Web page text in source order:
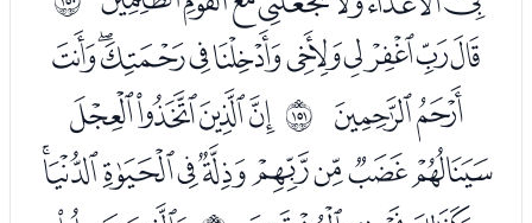
ﭼﭽﭾﭿﮀﮁﮂﮃﮄﮅ
ﮆﮇ ﲖﮉﮊﮋﮌ
ﮍﮎﮏﮐﮑﮒﮓﮔﮕ